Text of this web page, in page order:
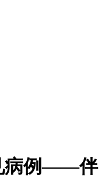
病例——伴